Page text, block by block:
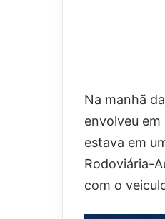
Na manhã
envolveu
estava em
Rodoviária-
com o